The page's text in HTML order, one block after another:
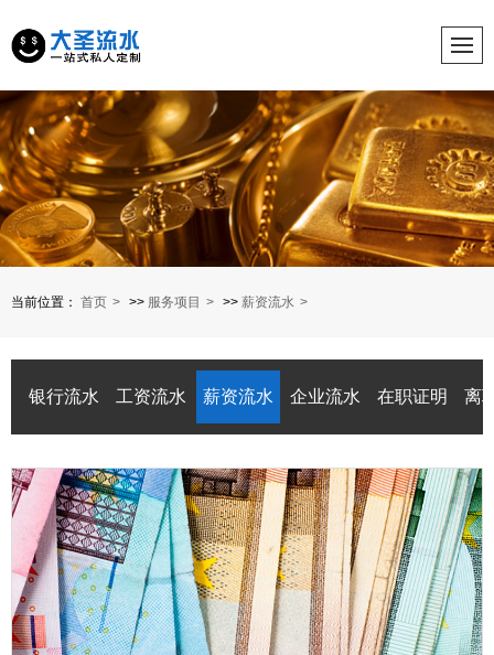
当前位置： 首页 >> 服务项目 >> 薪资流水
银行流水 工资流水 薪资流水 企业流水 在职证明 离